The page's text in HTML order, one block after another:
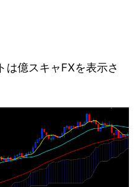
は億スキャFXを表示さ